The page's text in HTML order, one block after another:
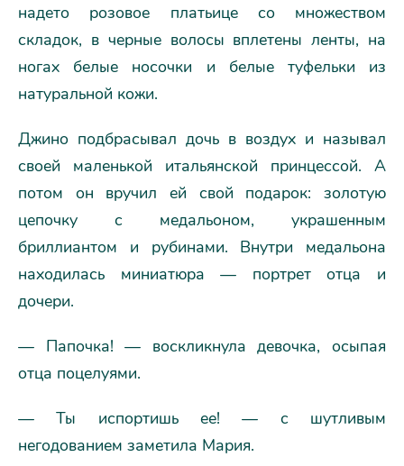
надето розовое платьице со множеством
складок, в черные волосы вплетены ленты, на
ногах белые носочки и белые туфельки из
натуральной кожи.
Джино подбрасывал дочь в воздух и называл
своей маленькой итальянской принцессой. А
потом он вручил ей свой подарок: золотую
цепочку с медальоном, украшенным
бриллиантом и рубинами. Внутри медальона
находилась миниатюра — портрет отца и
дочери.
— Папочка! — воскликнула девочка, осыпая
отца поцелуями.
— Ты испортишь ее! — с шутливым
негодованием заметила Мария.